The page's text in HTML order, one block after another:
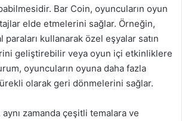
Bar Coin, oyuncuların oyun
elde etmelerini sağlar. Örneğin,
paraları kullanarak özel eşyalar satın
geliştirebilir veya oyun içi etkinliklere
oyuncuların oyuna daha fazla
olarak geri dönmelerini sağlar.
aynı zamanda çeşitli temalara ve